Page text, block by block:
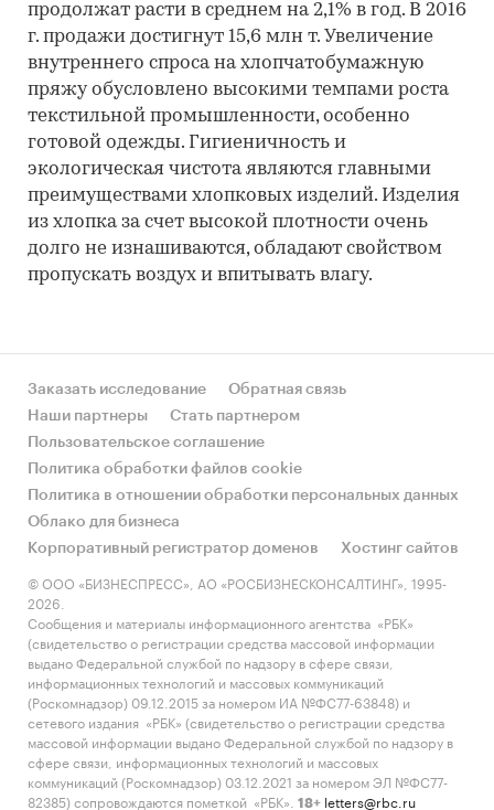
продолжат расти в среднем на 2,1% в год. В 2016
г. продажи достигнут 15,6 млн т. Увеличение
внутреннего спроса на хлопчатобумажную
пряжу обусловлено высокими темпами роста
текстильной промышленности, особенно
готовой одежды. Гигиеничность и
экологическая чистота являются главными
преимуществами хлопковых изделий. Изделия
из хлопка за счет высокой плотности очень
долго не изнашиваются, обладают свойством
пропускать воздух и впитывать влагу.
Заказать исследование
Обратная связь
Наши партнеры
Стать партнером
Пользовательское соглашение
Политика обработки файлов cookie
Политика в отношении обработки персональных данных
Облако для бизнеса
Корпоративный регистратор доменов
Хостинг сайтов
© ООО «БИЗНЕСПРЕСС», АО «РОСБИЗНЕСКОНСАЛТИНГ», 1995-
2026.
Сообщения и материалы информационного агентства «РБК»
(свидетельство о регистрации средства массовой информации
выдано Федеральной службой по надзору в сфере связи,
информационных технологий и массовых коммуникаций
(Роскомнадзор) 09.12.2015 за номером ИА №ФС77-63848) и
сетевого издания «РБК» (свидетельство о регистрации средства
массовой информации выдано Федеральной службой по надзору в
сфере связи, информационных технологий и массовых
коммуникаций (Роскомнадзор) 03.12.2021 за номером ЭЛ №ФС77-
82385) сопровождаются пометкой «РБК».
18+ letters@rbc.ru